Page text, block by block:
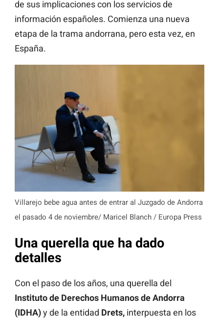
de sus implicaciones con los servicios de
información españoles. Comienza una nueva
etapa de la trama andorrana, pero esta vez, en
España.
Villarejo bebe agua antes de entrar al Juzgado de Andorra
el pasado 4 de noviembre/ Maricel Blanch / Europa Press
Una querella que ha dado
detalles
Con el paso de los años, una querella del
Instituto de Derechos Humanos de Andorra
(IDHA)y de la entidad Drets, interpuesta en los